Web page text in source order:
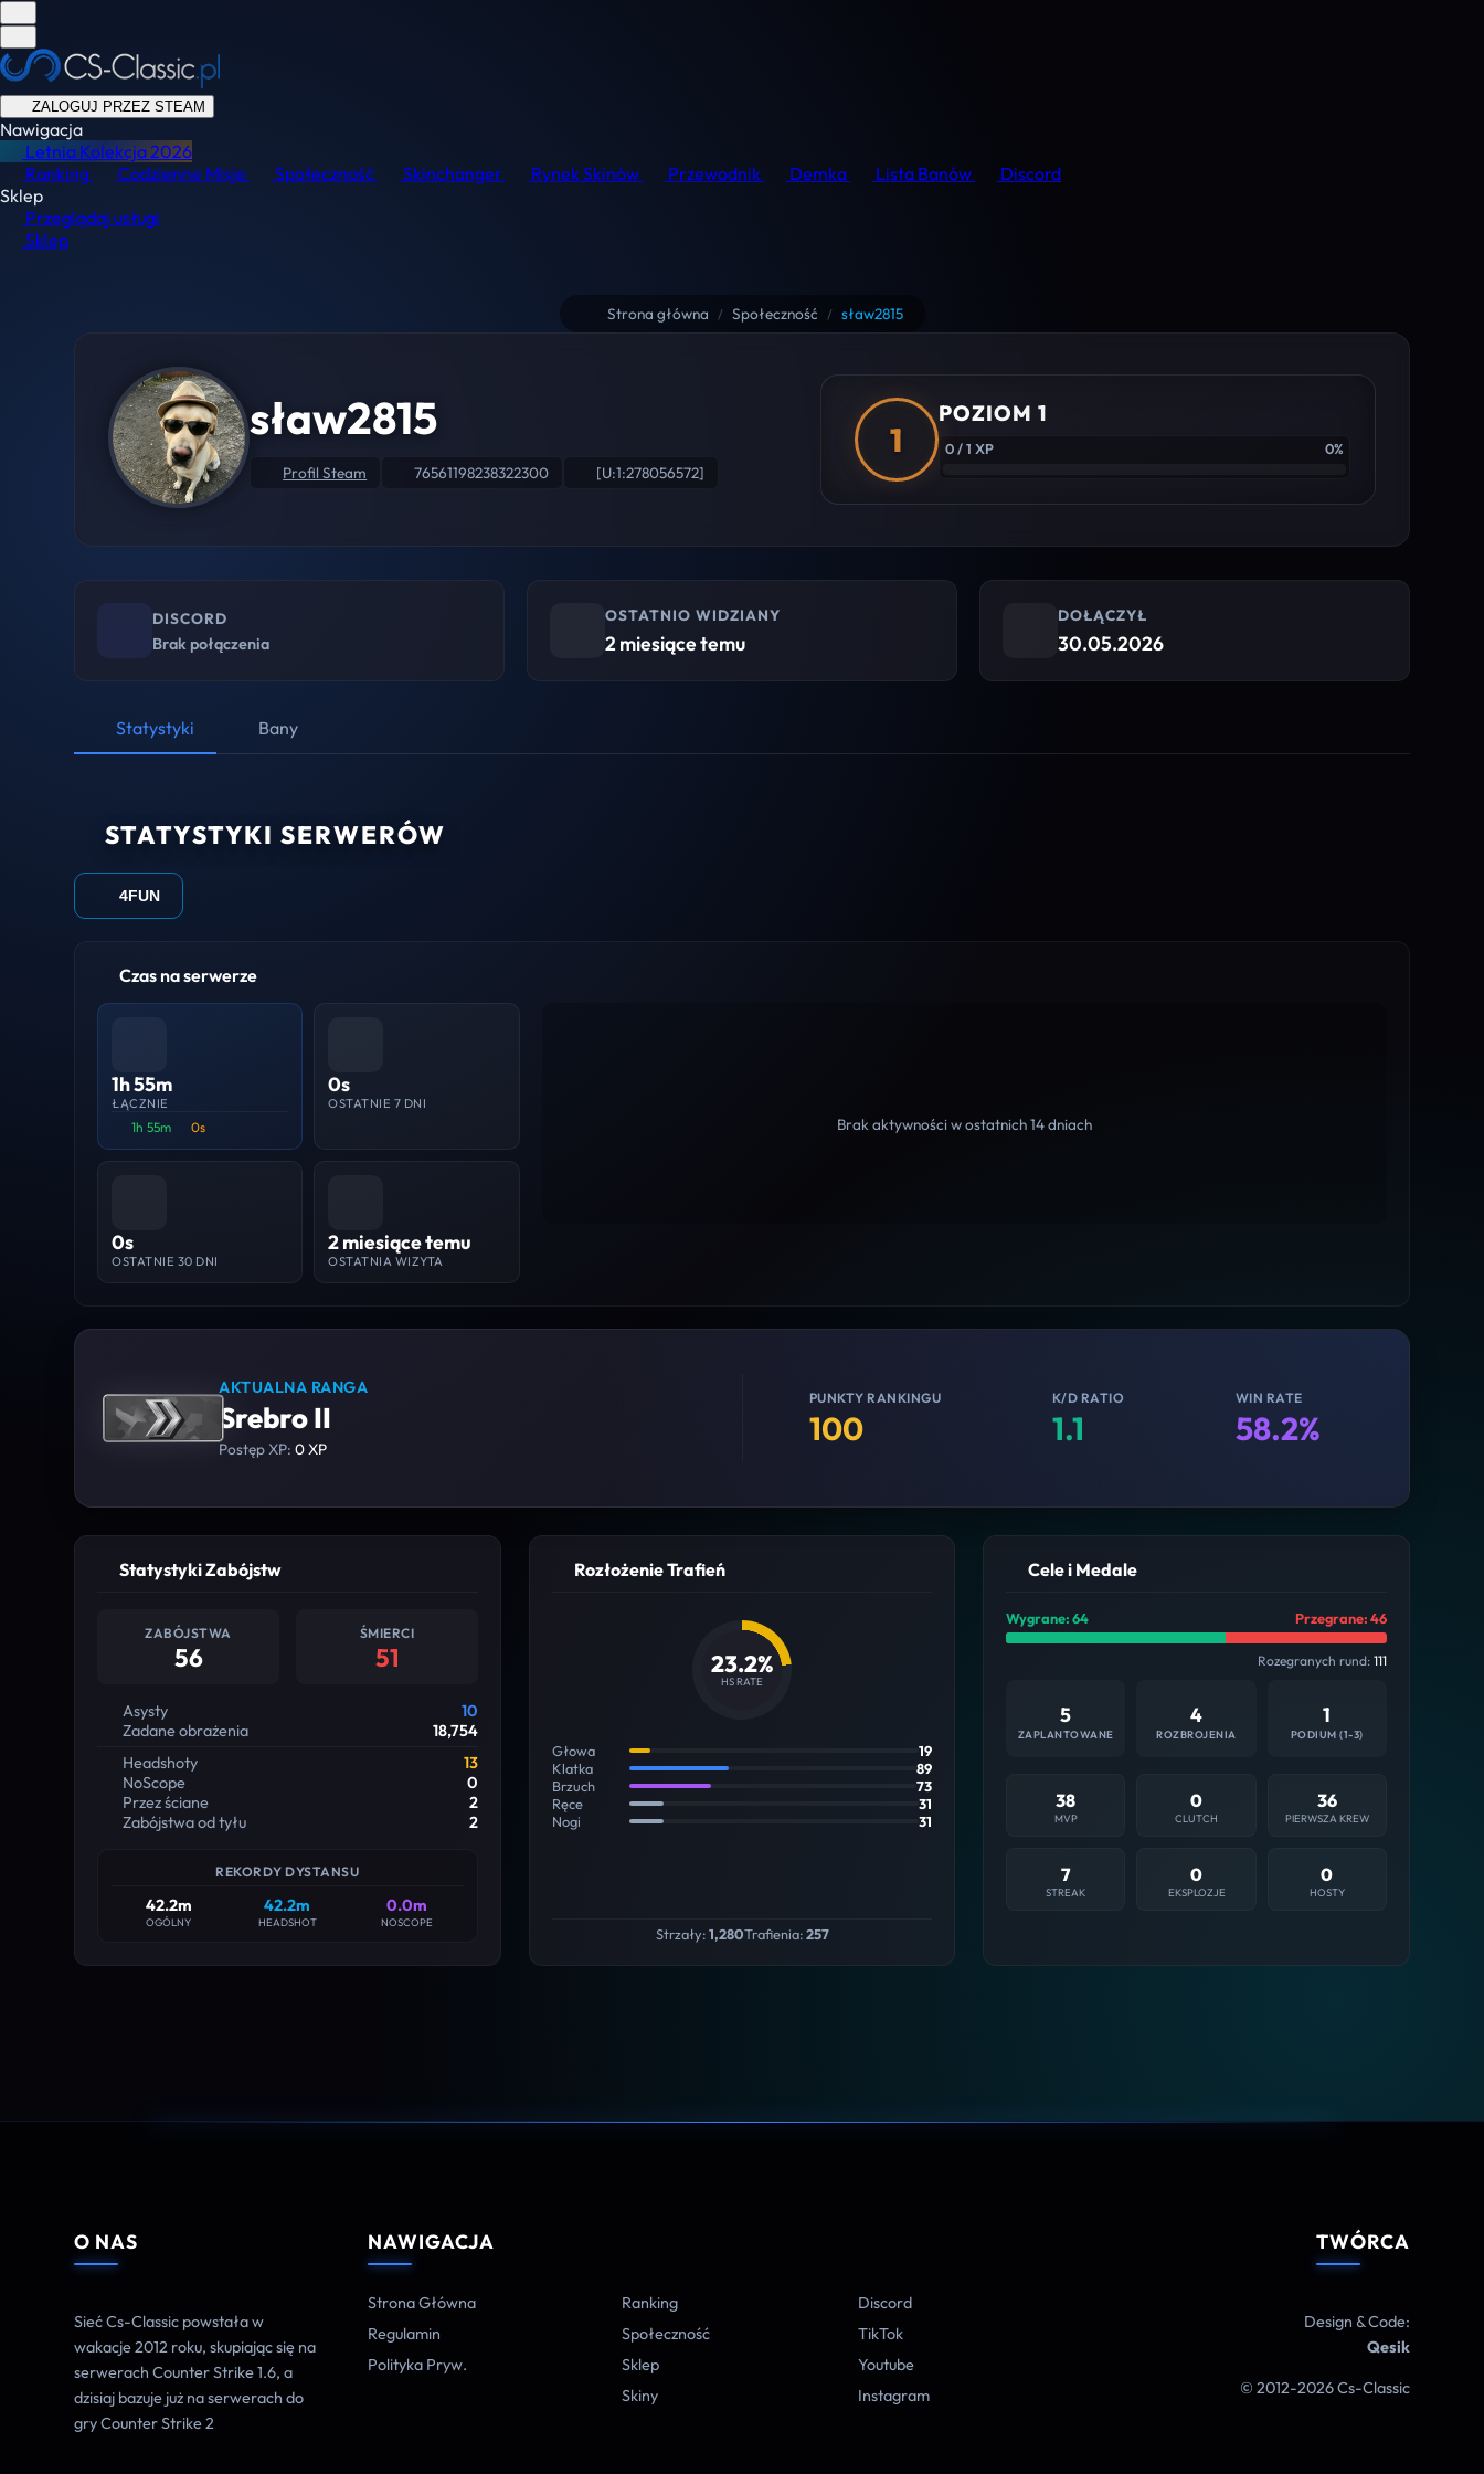
ZALOGUJ PRZEZ STEAM
Nawigacja
Letnia Kolekcja2026
Ranking
Codzienne Misje Społeczność Skinchanger Rynek Skinów Przewodnik Demka Lista Banów
Discord
Sklep
Przeglądaj usługi
Sklep
Strona główna / Społeczność / sław2815
sław2815
Profil Steam 76561198238322300 [U:1:278056572]
1
POZIOM 1
0 / 1 XP 0%
DISCORD
Brak połączenia
OSTATNIO WIDZIANY
2 miesiące temu
DOŁĄCZYŁ
30.05.2026
Statystyki Bany
STATYSTYKI SERWERÓW
4FUN
Czas na serwerze
1h 55m
ŁĄCZNIE
1h 55m 0s
0s
OSTATNIE 7 DNI
0s
OSTATNIE 30 DNI
2 miesiące temu
OSTATNIA WIZYTA
Brak aktywności w ostatnich 14 dniach
AKTUALNA RANGA
Srebro II
Postęp XP:0 XP
PUNKTY RANKINGU
100
K/D RATIO
1.1
WIN RATE
58.2%
Statystyki Zabójstw
ZABÓJSTWA
56
ŚMIERCI
51
Asysty
10
Zadane obrażenia
18,754
Headshoty
13
NoScope
0
Przez ściane
2
Zabójstwa od tyłu
2
REKORDY DYSTANSU
42.2m
OGÓLNY
42.2m
HEADSHOT
0.0m
NOSCOPE
Rozłożenie Trafień
23.2%
HS RATE
Głowa
19
Klatka
89
Brzuch
73
Ręce
31
Nogi
31
Strzały:1,280Trafienia:257
Cele i Medale
Wygrane: 64 Przegrane: 46
Rozegranych rund: 111
5
ZAPLANTOWANE
4
ROZBROJENIA
1
PODIUM (1-3)
38
MVP
0
CLUTCH
36
PIERWSZA KREW
7
STREAK
0
EKSPLOZJE
0
HOSTY
O NAS
Sieć Cs-Classic powstała w
wakacje 2012 roku, skupiając się na
serwerach Counter Strike 1.6, a
dzisiaj bazuje już na serwerach do
gry Counter Strike 2
NAWIGACJA
Strona Główna
Regulamin
Polityka Pryw.
Ranking
Społeczność
Sklep
Skiny
Discord
TikTok
Youtube
Instagram
TWÓRCA
Design & Code:
Qesik
© 2012-2026 Cs-Classic